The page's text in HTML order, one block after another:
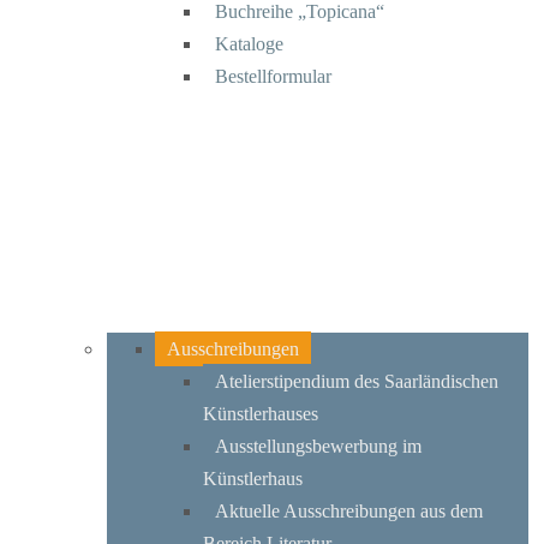
Buchreihe „Topicana“
Kataloge
Bestellformular
Ausschreibungen
Atelierstipendium des Saarländischen
Künstlerhauses
Ausstellungsbewerbung im
Künstlerhaus
Aktuelle Ausschreibungen aus dem